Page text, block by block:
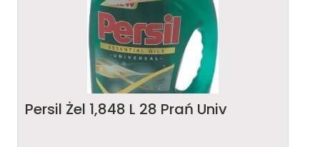
Persil Żel 1,848 L 28 Prań Univ